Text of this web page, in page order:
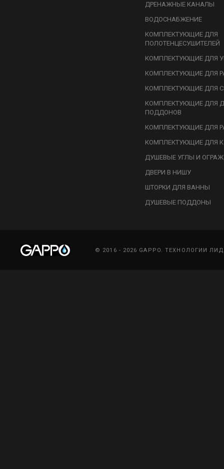
ДРЕНАЖНЫЕ КАНАЛЫ
ВОДОСНАБЖЕНИЕ
КОМПЛЕКТУЮЩИЕ ДЛЯ
ПОЛОТЕНЦЕСУШИТЕЛЕЙ
КОМПЛЕКТУЮЩИЕ ДЛЯ
КОМПЛЕКТУЮЩИЕ ДЛЯ
КОМПЛЕКТУЮЩИЕ ДЛЯ
КОМПЛЕКТУЮЩИЕ ДЛЯ
ПОДДОНОВ
КОМПЛЕКТУЮЩИЕ ДЛЯ
КОМПЛЕКТУЮЩИЕ ДЛЯ
ДУШЕВЫЕ УГЛЫ И
ДВЕРИ В НИШУ
ШТОРКИ ДЛЯ ВАННЫ
ДУШЕВЫЕ ПОДДОНЫ
© 2016 - 2026 GAPPO. ТЕХНОЛОГИИ